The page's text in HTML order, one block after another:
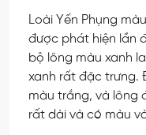
Loài Yến Phụng
được phát hiện lần
bộ lông màu xanh
xanh rất đặc trưng.
màu trắng, và lông
rất dài và có màu